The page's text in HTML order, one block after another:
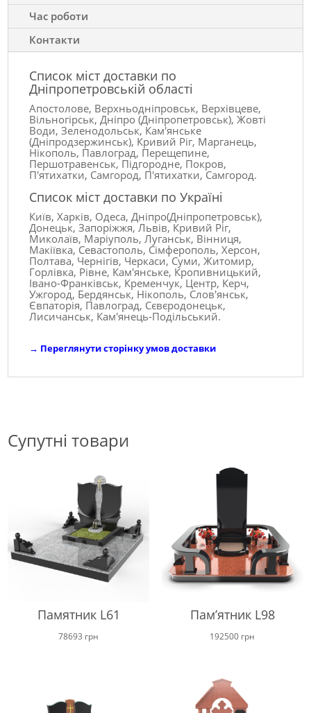
Час роботи
Контакти
Список міст доставки по
Дніпропетровській області
Апостолове, Верхньодніпровськ, Верхівцеве,
Вільногірськ, Дніпро (Дніпропетровськ), Жовті
Води, Зеленодольськ, Кам'янське
(Дніпродзержинськ), Кривий Ріг, Марганець,
Нікополь, Павлоград, Перещепине,
Першотравенськ, Підгородне, Покров,
П'ятихатки, Самгород, П'ятихатки, Самгород.
Список міст доставки по Україні
Київ, Харків, Одеса, Дніпро(Дніпропетровськ),
Донецьк, Запоріжжя, Львів, Кривий Ріг,
Миколаїв, Маріуполь, Луганськ, Вінниця,
Макіївка, Севастополь, Сімферополь, Херсон,
Полтава, Чернігів, Черкаси, Суми, Житомир,
Горлівка, Рівне, Кам'янське, Кропивницький,
Івано-Франківськ, Кременчук, Центр, Керч,
Ужгород, Бердянськ, Нікополь, Слов'янськ,
Євпаторія, Павлоград, Сєвєродонецьк,
Лисичанськ, Кам'янець-Подільський.
→ Переглянути сторінку умов доставки
Супутні товари
Памятник L61
78693 грн
Пам’ятник L98
192500 грн